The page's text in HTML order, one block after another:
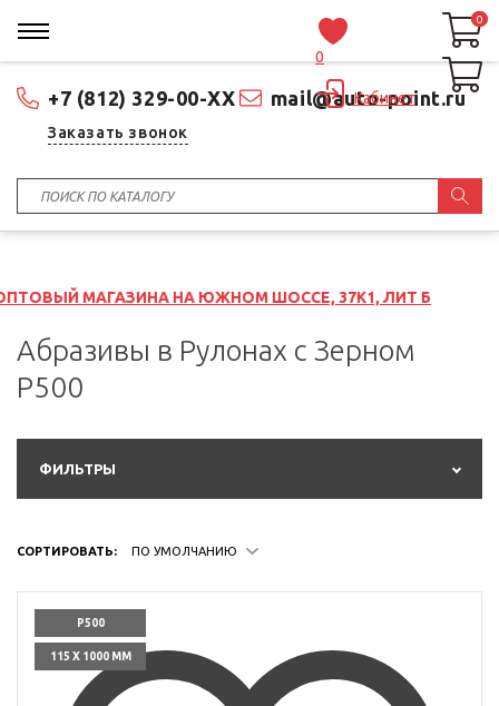
+7 (812) 329-00-XX mail@auto-point.ru
Заказать звонок
0
Кабинет
0
0
НА ЮЖНОМ ШОССЕ, 37К1, ЛИТ Б
Абразивы в Рулонах с Зерном
P500
ФИЛЬТРЫ
СОРТИРОВАТЬ: ПО УМОЛЧАНИЮ
P500
115 X 1000 ММ